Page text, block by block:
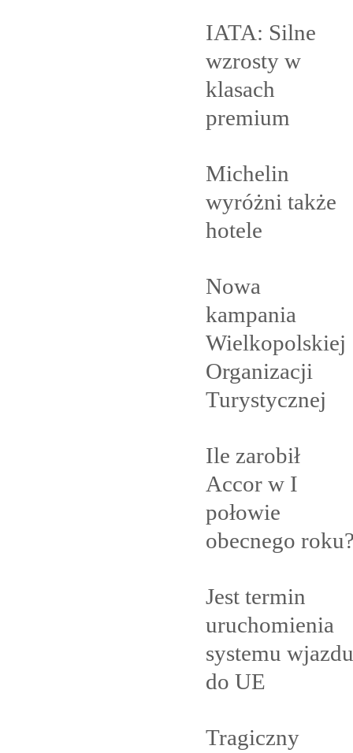
IATA: Silne
wzrosty w
klasach
premium
Michelin
wyróżni także
hotele
Nowa
kampania
Wielkopolskiej
Organizacji
Turystycznej
Ile zarobił
Accor w I
połowie
obecnego
Jest termin
uruchomienia
systemu wjazdu
do UE
Tragiczny